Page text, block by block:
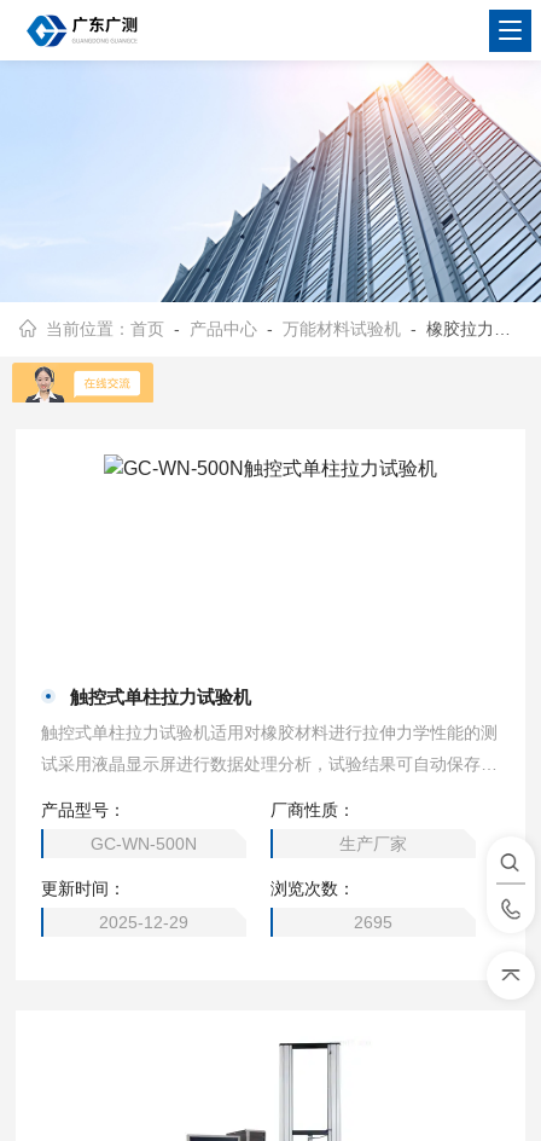
当前位置：首页 - 产品中心 -万能材料试验机 - 橡胶拉力试验机
触控式单柱拉力试验机
触控式单柱拉力试验机适用对橡胶材料进行拉伸力学性能的测
试采用液晶显示屏进行数据处理分析，试验结果可自动保存，
产品型号：
GC-WN-500N
厂商性质：
生产厂家
更新时间：
2025-12-29
浏览次数：
2695